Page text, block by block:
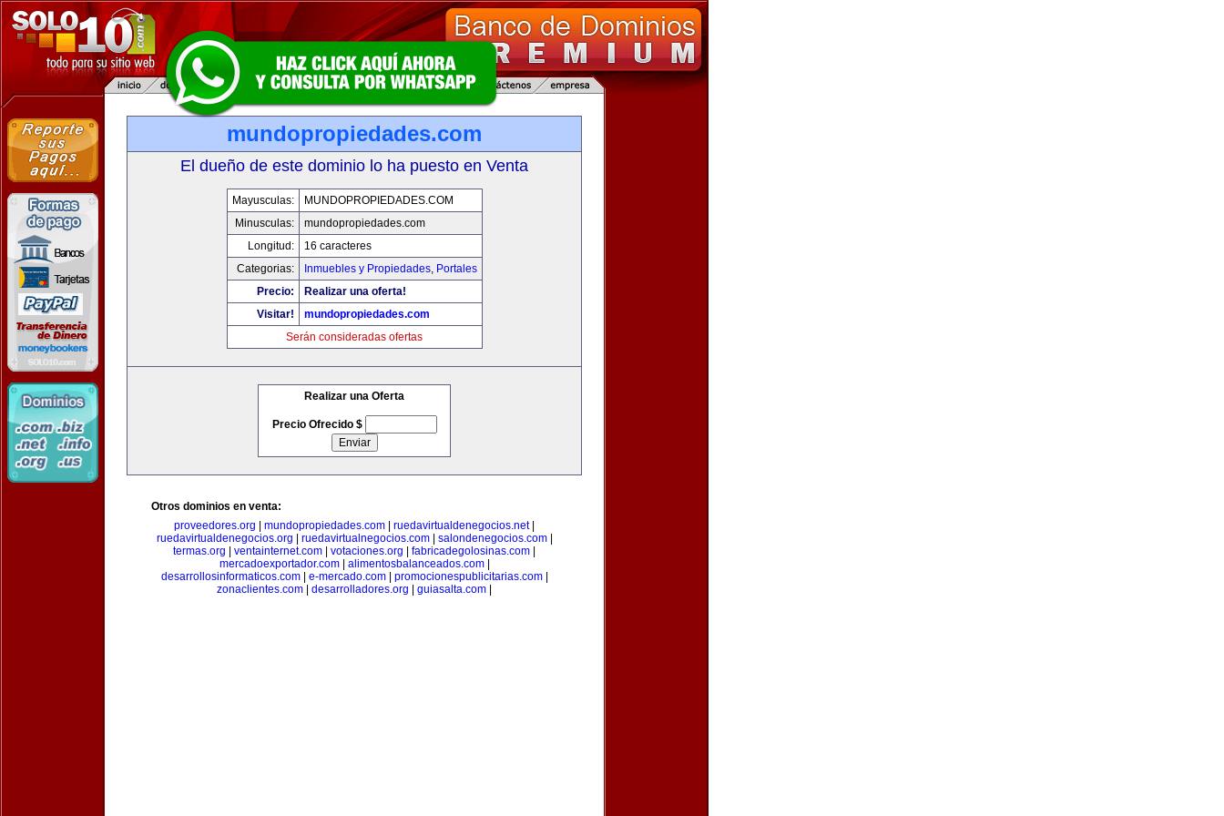
mundopropiedades.com
El dueño de este dominio lo ha puesto en Venta
Mayusculas:
MUNDOPROPIEDADES.COM
Minusculas:
mundopropiedades.com
Longitud:
16 caracteres
Categorias:
Inmuebles y Propiedades, Portales
Precio:
Realizar una oferta!
Visitar!
mundopropiedades.com
Serán consideradas ofertas
Realizar una Oferta
Precio Ofrecido $
Otros dominios en venta:
proveedores.org
mundopropiedades.com ruedavirtualdenegocios.net|
ruedavirtualdenegocios.org
ruedavirtualnegocios.com| salondenegocios.com|
termas.org
ventainternet.com votaciones.org fabricadegolosinas.com
mercadoexportador.com| alimentosbalanceados.com|
desarrollosinformaticos.com| e-mercado.com| promocionespublicitarias.com|
zonaclientes.com
desarrolladores.org guiasalta.com